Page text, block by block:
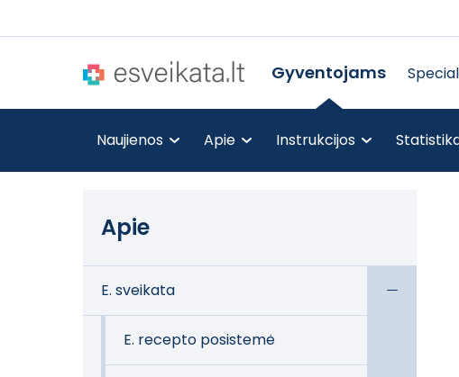
Gyventojams
Naujienos Apie Instrukcijos
Apie
E. sveikata
E. recepto posistemė